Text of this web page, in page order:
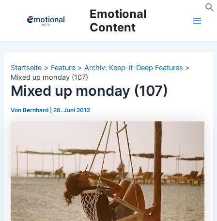
Emotional
Content
Startseite Feature
Archiv: Keep-it-Deep Features
Mixed up monday (107)
Mixed up monday (107)
Von Bernhard |26. Juni 2012